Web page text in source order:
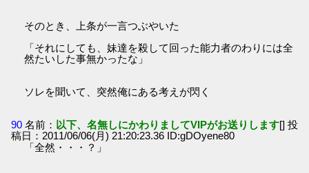
そのとき、上条が一言つぶやいた
「それにしても、妹達を殺して回った能力者のわりには全
然たいした事無かったな」
ソレを聞いて、突然俺にある考えが閃く
90 名前： 以下、名無しにかわりましてVIPがお送りします[] 投
稿日：2011/06/06(月) 21:20:23.36 ID:gDOyene80
「全然・・・？」